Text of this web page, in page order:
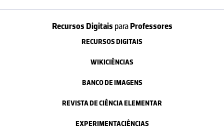
Recursos Digitais paraProfessores
RECURSOS DIGITAIS
WIKICIÊNCIAS
BANCO DE IMAGENS
REVISTA DE CIÊNCIA ELEMENTAR
EXPERIMENTACIÊNCIAS